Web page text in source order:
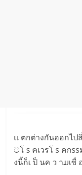
เเ ตกต่างกันออกไ
ටโ s คเวรโ s คก
งนี้ก็เ ป็ นค ว าມเชื่